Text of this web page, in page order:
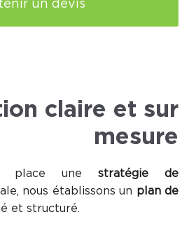
un devis
claire et sur
mesure
place une stratégie de
nous établissons un plan de
et structuré.